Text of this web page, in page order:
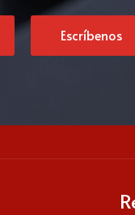
Escríbenos